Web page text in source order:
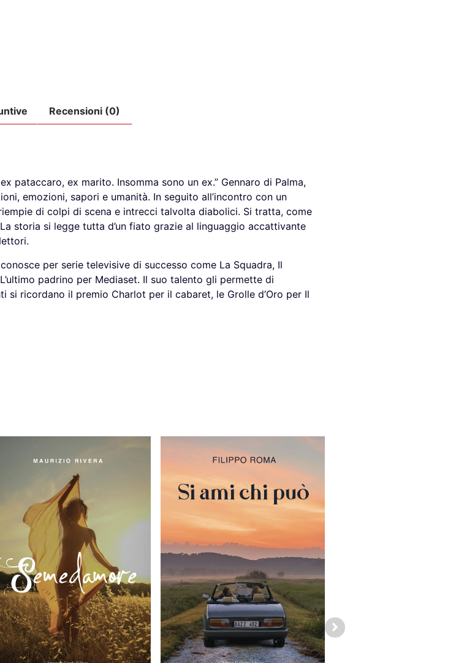
Recensioni (0)
pataccaro, ex marito. Insomma sono un ex.” Gennaro di Palma,
emozioni, sapori e umanità. In seguito all’incontro con un
di colpi di scena e intrecci talvolta diabolici. Si tratta, come
storia si legge tutta d’un fiato grazie al linguaggio accattivante
per serie televisive di successo come La Squadra, Il
padrino per Mediaset. Il suo talento gli permette di
ricordano il premio Charlot per il cabaret, le Grolle d’Oro per Il